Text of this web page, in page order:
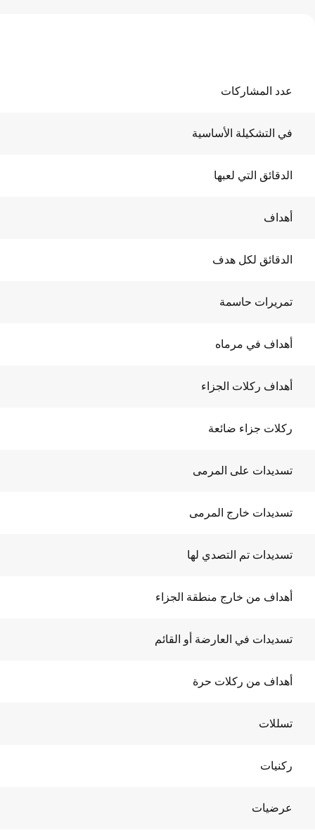
عدد المشاركات
في التشكيلة الأساسية
الدقائق التي لعبها
أهداف
الدقائق لكل هدف
تمريرات حاسمة
أهداف في مرماه
أهداف ركلات الجزاء
ركلات جزاء ضائعة
تسديدات على المرمى
تسديدات خارج المرمى
تسديدات تم التصدي لها
أهداف من خارج منطقة الجزاء
تسديدات في العارضة أو القائم
أهداف من ركلات حرة
تسللات
ركنيات
عرضيات